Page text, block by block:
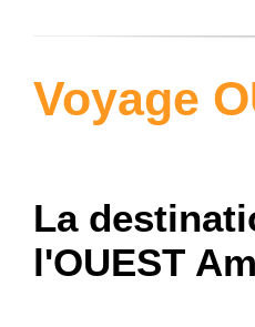
Voyage
La
l'OUEST